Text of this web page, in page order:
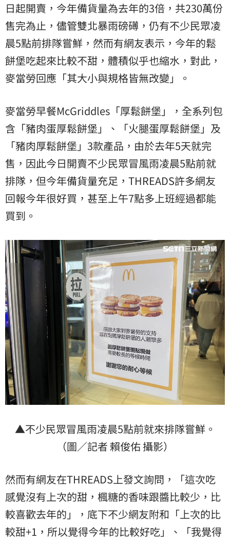
日起開賣，今年備貨量為去年的3倍，共230萬份
售完為止，儘管雙北暴雨磅礡，仍有不少民眾凌
晨5點前排隊嘗鮮，然而有網友表示，今年的鬆
餅堡吃起來比較不甜，體積似乎也縮水，對此，
麥當勞回應「其大小與規格皆無改變」。
麥當勞早餐McGriddles「厚鬆餅堡」，全系列包
含「豬肉蛋厚鬆餅堡」、「火腿蛋厚鬆餅堡」及
「豬肉厚鬆餅堡」3款產品，由於去年5天就完
售，因此今日開賣不少民眾冒風雨凌晨5點前就
排隊，但今年備貨量充足，THREADS許多網友
回報今年很好買，甚至上午7點多上班經過都能
買到。
▲不少民眾冒風雨凌晨5點前就來排隊嘗鮮。
（圖／記者 賴俊佑 攝影）
然而有網友在THREADS上發文詢問，「這次吃
感覺沒有上次的甜，楓糖的香味跟醬比較少，比
較喜歡去年的」，底下不少網友附和「上次的比
較甜+1，所以覺得今年的比較好吃」、「我覺得